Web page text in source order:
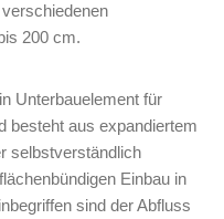
200 cm.
Unterbauelement für
besteht aus expandiertem
selbstverständlich
Einbau in
sind der Abfluss